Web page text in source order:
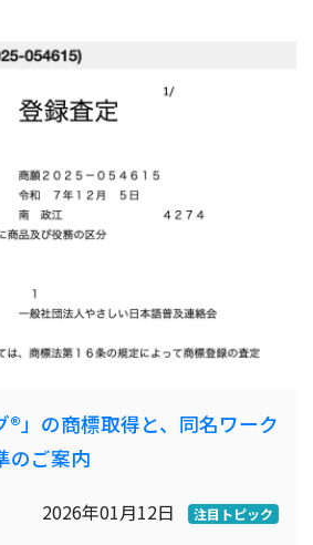
®️」の商標取得と、同名ワーク
のご案内
2026年01月12日 注目トピック